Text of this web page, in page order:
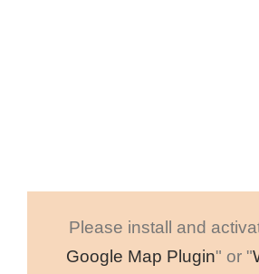
Please install and
Google Map Plugin" or "